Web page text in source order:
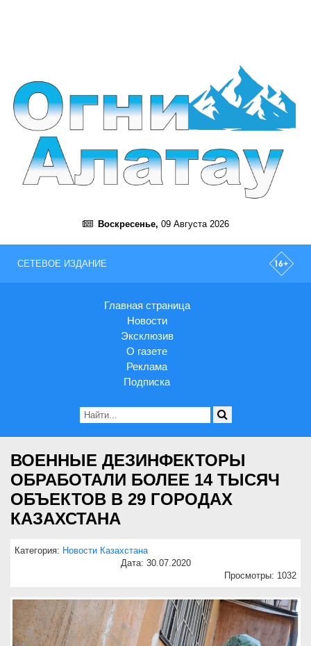
Воскресенье, 09 Августа 2026
СЕТЕВОЕ ИЗДАНИЕ
Главная страница
Новости
Эксклюзив
О газете
Реклама
Подписка
ВОЕННЫЕ ДЕЗИНФЕКТОРЫ
ОБРАБОТАЛИ БОЛЕЕ 14 ТЫСЯЧ
ОБЪЕКТОВ В 29 ГОРОДАХ
КАЗАХСТАНА
Категория: Новости Казахстана
Дата: 30.07.2020
Просмотры: 1032